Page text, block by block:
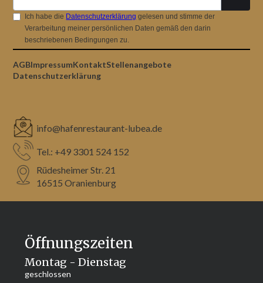
info@hafenrestaurant-lubea.de
Tel.: +49 3301 524 152
Rüdesheimer Str. 21
16515 Oranienburg
Ich habe die Datenschutzerklärung gelesen und stimme der
Verarbeitung meiner persönlichen Daten gemäß den darin
beschriebenen Bedingungen zu.
AGBImpressumKontaktStellenangebote
Datenschutzerklärung
Öffnungszeiten
Montag - Dienstag
geschlossen